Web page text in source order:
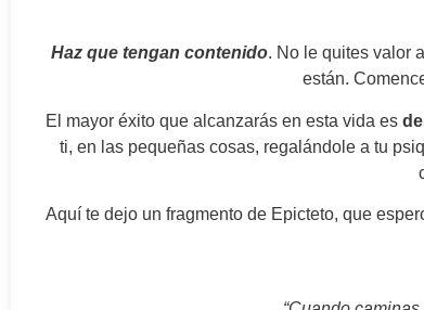
Haz que tengan contenido. No le quites valor
están.
El mayor éxito que alcanzarás en esta vida es
ti, en las pequeñas cosas, regalándole a tu
Aquí te dejo un fragmento de Epicteto, que